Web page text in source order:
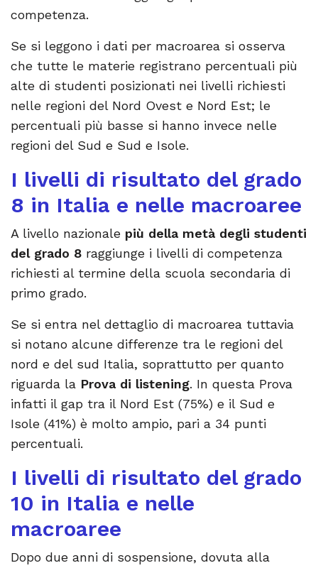
competenza.
Se si leggono i dati per macroarea si osserva
che tutte le materie registrano percentuali più
alte di studenti posizionati nei livelli richiesti
nelle regioni del Nord Ovest e Nord Est; le
percentuali più basse si hanno invece nelle
regioni del Sud e Sud e Isole.
I livelli di risultato del grado
8 in Italia e nelle macroaree
A livello nazionale più della metà degli studenti
del grado 8 raggiunge i livelli di competenza
richiesti al termine della scuola secondaria di
primo grado.
Se si entra nel dettaglio di macroarea tuttavia
si notano alcune differenze tra le regioni del
nord e del sud Italia, soprattutto per quanto
riguarda la Prova di listening. In questa Prova
infatti il gap tra il Nord Est (75%) e il Sud e
Isole (41%) è molto ampio, pari a 34 punti
percentuali.
I livelli di risultato del grado
10 in Italia e nelle
macroaree
Dopo due anni di sospensione, dovuta alla